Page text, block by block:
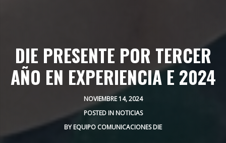
DIE PRESENTE POR TERCER
AÑO EN EXPERIENCIA E 2024
NOVIEMBRE 14, 2024
POSTED IN NOTICIAS
BYEQUIPO COMUNICACIONES DIE